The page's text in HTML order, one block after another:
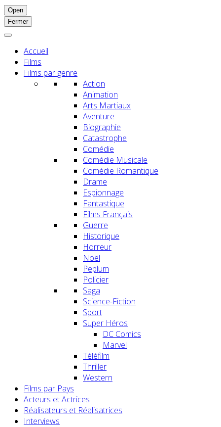
Open
Fermer
Accueil
Films
Films par genre
Action
Animation
Arts Martiaux
Aventure
Biographie
Catastrophe
Comédie
Comédie Musicale
Comédie Romantique
Drame
Espionnage
Fantastique
Films Français
Guerre
Historique
Horreur
Noël
Peplum
Policier
Saga
Science-Fiction
Sport
Super Héros
DC Comics
Marvel
Téléfilm
Thriller
Western
Films par Pays
Acteurs et Actrices
Réalisateurs et Réalisatrices
Interviews